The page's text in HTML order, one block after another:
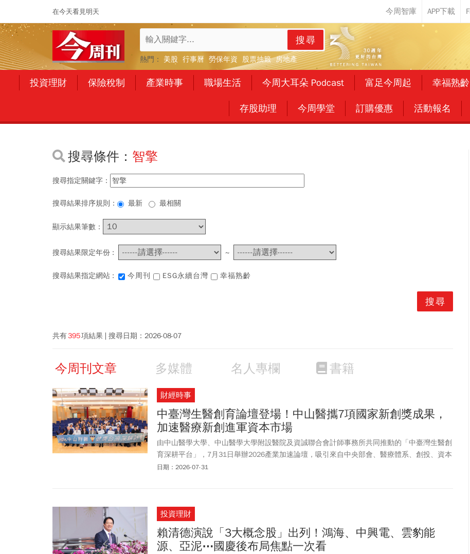
在今天看見明天
搜尋
熱門： 美股 行事曆 勞保年資 股票抽籤 房地產
投資理財 保險稅制 產業時事 職場生活 今周大耳朵 Podcast 富足今周起 幸福熟齡
存股助理 今周學堂 訂購優惠 活動報名
搜尋條件： 智擎
搜尋指定關鍵字：
搜尋結果排序規則： 最新 最相關
顯示結果筆數：
搜尋結果限定年份 : ~
搜尋結果指定網站 : 今周刊 ESG永續台灣 幸福熟齡
共有395項結果 搜尋日期： 2026-08-07
今周刊文章 多媒體 名人專欄 書籍
財經時事
中臺灣生醫創育論壇登場！中山醫攜7項國家新創獎成果，
加速醫療新創進軍資本市場
由中山醫學大學、中山醫學大學附設醫院及資誠聯合會計師事務所共同推動的「中臺灣生醫創
育深耕平台」，7月31日舉辦2026產業加速論壇，吸引來自中央部會、醫療體系、創投、資本
市場及生醫新創團隊等逾百位產官學界代表齊聚一堂。面對高齡化社會與醫療科技快速發展趨
日期：2026-07-31
投資理財
賴清德演說「3大概念股」出列！鴻海、中興電、雲豹能
源、亞泥⋯國慶後布局焦點一次看